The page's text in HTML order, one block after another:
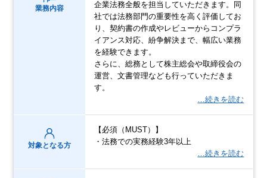
業務内容
企業法務全般を担当していただきます。同
社では法務部門の重要性を高く評価してお
り、契約書の作成やレビューからコンプラ
イアンス対応、紛争解決まで、幅広い業務
を経験できます。
さらに、総務として株主総会や取締役会の
運営、文書管理なども行っていただきま
す。
…続きを読む
対象となる方
【必須（MUST）】
・法務での実務経験3年以上
…続きを読む